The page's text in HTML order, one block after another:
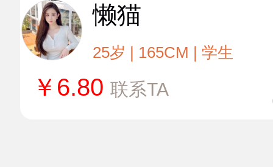
懒猫
25岁 | 165CM | 学生
￥ 6.80 联系TA